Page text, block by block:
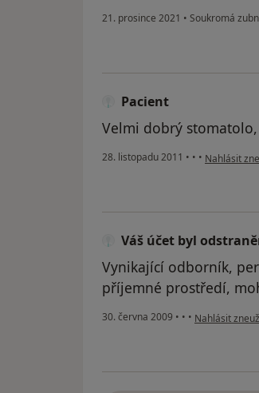
21. prosince 2021 • Soukromá
Pacient
Velmi dobrý
28. listopadu 2011 • • • podle
Nahlásit
Váš účet byl
Vynikající odborník,
příjemné prostředí,
30. června 2009 • • • podle názoru
Nahlásit